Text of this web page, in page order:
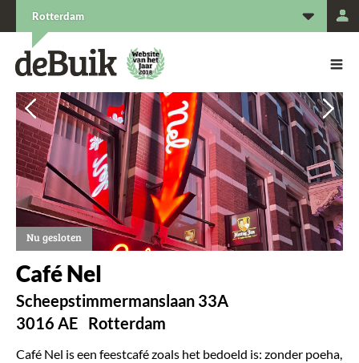
Vorige
Vorige
Nu gesloten
Café Nel
Scheepstimmermanslaan 33A
3016 AE Rotterdam
Café Nel is een feestcafé zoals het bedoeld is: zonder poeha,
Rotterdam
De Buik van {city: city}
De Buik